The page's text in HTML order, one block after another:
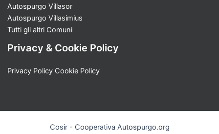
Autospurgo Villasor
Autospurgo Villasimius
Tutti gli altri Comuni
Privacy & Cookie Policy
Privacy Policy Cookie Policy
Cosir - Cooperativa Autospurgo.org